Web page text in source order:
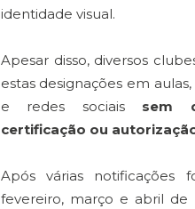
identidade visual.
Apesar disso, diversos
estas designações em
e redes sociais sem
certificação ou
Após várias notificações
fevereiro, março e abril